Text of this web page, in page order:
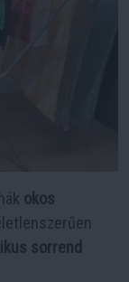
okos
sorrend